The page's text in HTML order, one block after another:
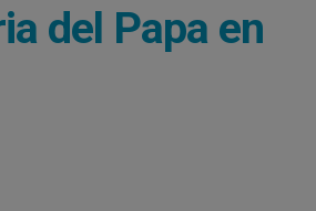
del Papa en